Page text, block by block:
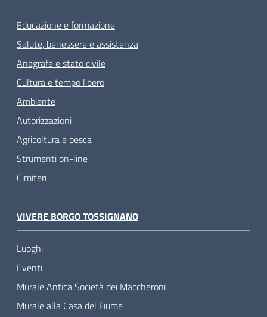
Educazione e formazione
Salute, benessere e assistenza
Anagrafe e stato civile
Cultura e tempo libero
Ambiente
Autorizzazioni
Agricoltura e pesca
Strumenti on-line
Cimiteri
VIVERE BORGO TOSSIGNANO
Luoghi
Eventi
Murale Antica Società dei Maccheroni
Murale alla Casa del Fiume